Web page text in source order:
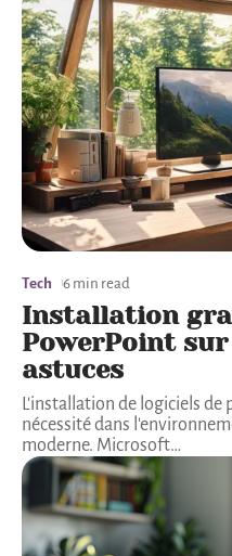
Tech 6 min read
Installation
PowerPoint sur
astuces
L'installation de logiciels
nécessité dans
moderne. Microsoft…